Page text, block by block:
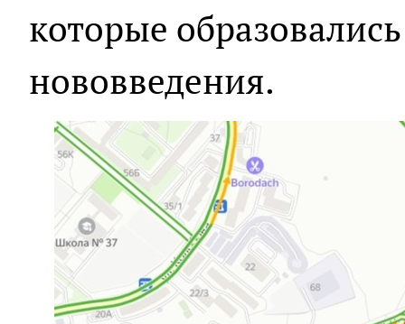
которые
нововведения.